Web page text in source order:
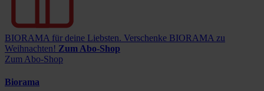
BIORAMA für deine Liebsten. Verschenke BIORAMA zu
Weihnachten! Zum Abo-Shop
Zum Abo-Shop
Biorama